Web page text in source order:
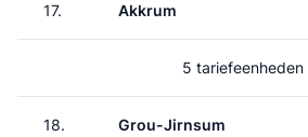
17. Akkrum
5 tariefeenheden
18. Grou-Jirnsum